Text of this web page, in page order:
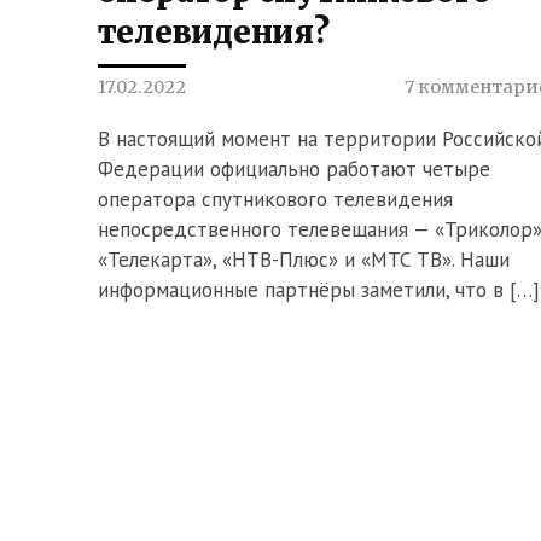
телевидения?
17.02.2022 7
В настоящий момент на территории
Федерации официально работают четыре
оператора спутникового телевидения
непосредственного телевещания —
«Телекарта», «НТВ-Плюс» и «МТС ТВ». Наши
информационные партнёры заметили, что в […]